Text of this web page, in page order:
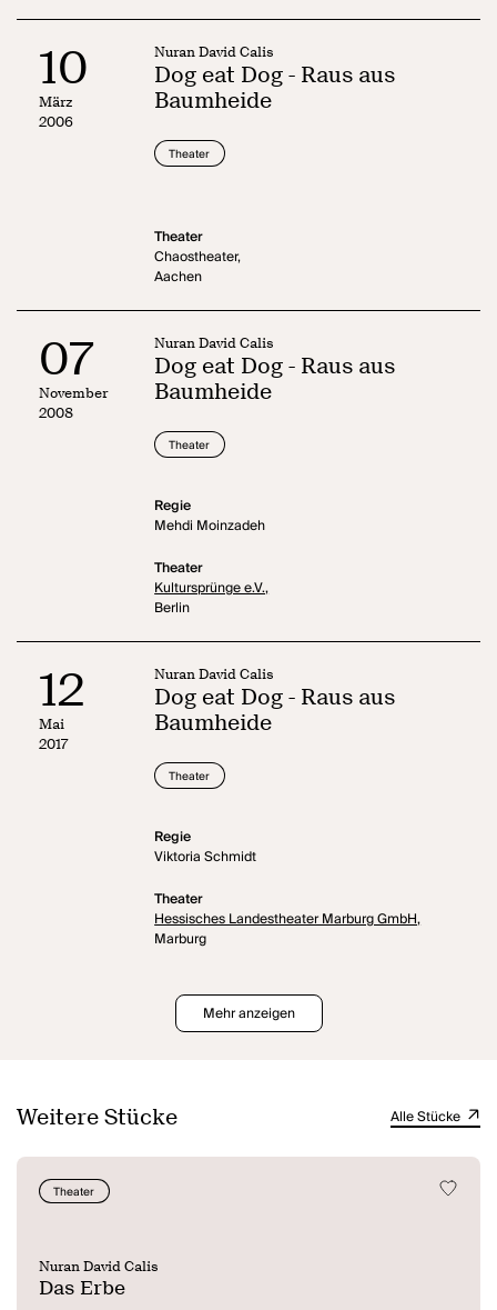
10
März
2006
Nuran David Calis
Dog eat Dog - Raus aus
Baumheide
Theater
Theater
Chaostheater,
Aachen
07
November
2008
Nuran David Calis
Dog eat Dog - Raus aus
Baumheide
Theater
Regie
Mehdi Moinzadeh
Theater
Kultursprünge e.V.,
Berlin
12
Mai
2017
Nuran David Calis
Dog eat Dog - Raus aus
Baumheide
Theater
Regie
Viktoria Schmidt
Theater
Hessisches Landestheater Marburg GmbH,
Marburg
Mehr anzeigen
Weitere Stücke Alle Stücke
Theater
Nuran David Calis
Das Erbe